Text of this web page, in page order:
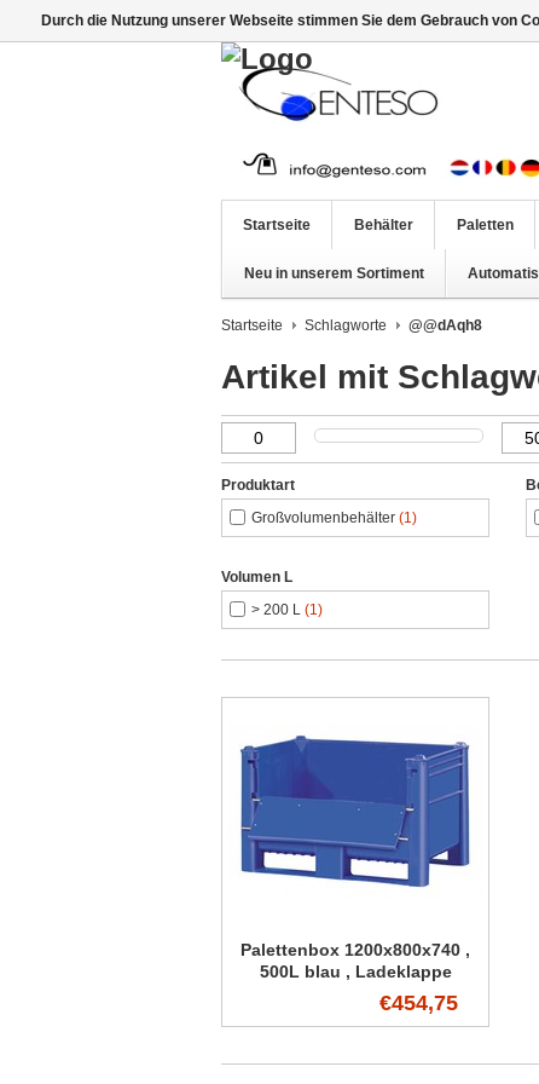
Startseite Behälter Paletten
Neu in unserem Sortiment
Startseite Schlagworte @@dAqh8
Artikel mit
Produktart
Großvolumenbehälter (1)
Volumen L
> 200 L (1)
Palettenbox 1200x800x740 ,
500L blau , Ladeklappe
€454,75
Durch die Nutzung unserer Webseite stimmen Sie dem Gebrauch von